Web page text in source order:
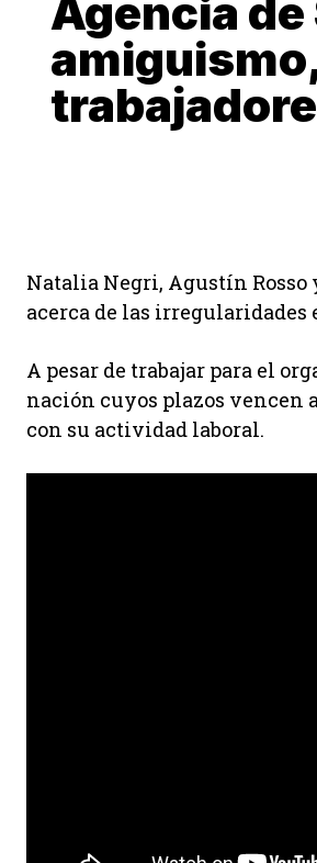
Agencia
Natalia Negri, Agustín Rosso
acerca de las
A pesar de trabajar para el
nación cuyos plazos vencen
con su actividad laboral.